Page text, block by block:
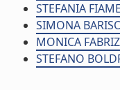
STEFANIA
SIMONA
MONICA
STEFANO